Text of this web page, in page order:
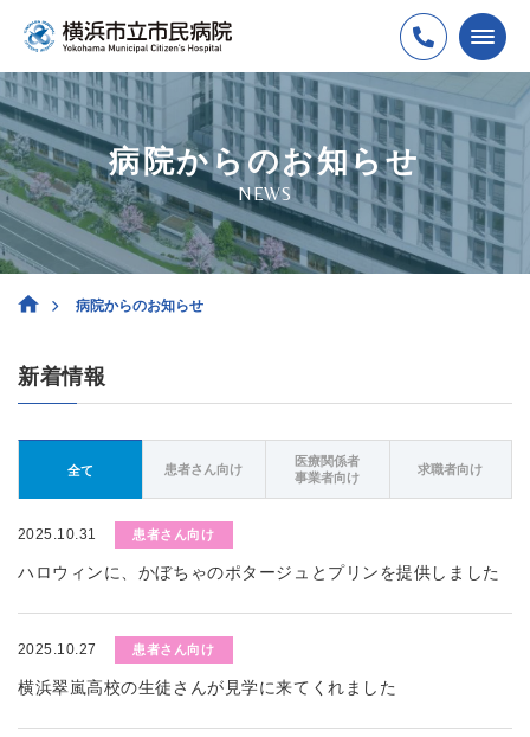
病院からのお知らせ
NEWS
病院からのお知らせ
新着情報
全て 患者さん向け
医療関係者
事業者向け
求職者向け
2025.10.31 患者さん向け
ハロウィンに、かぼちゃのポタージュとプリンを提供しました
2025.10.27 患者さん向け
横浜翠嵐高校の生徒さんが見学に来てくれました